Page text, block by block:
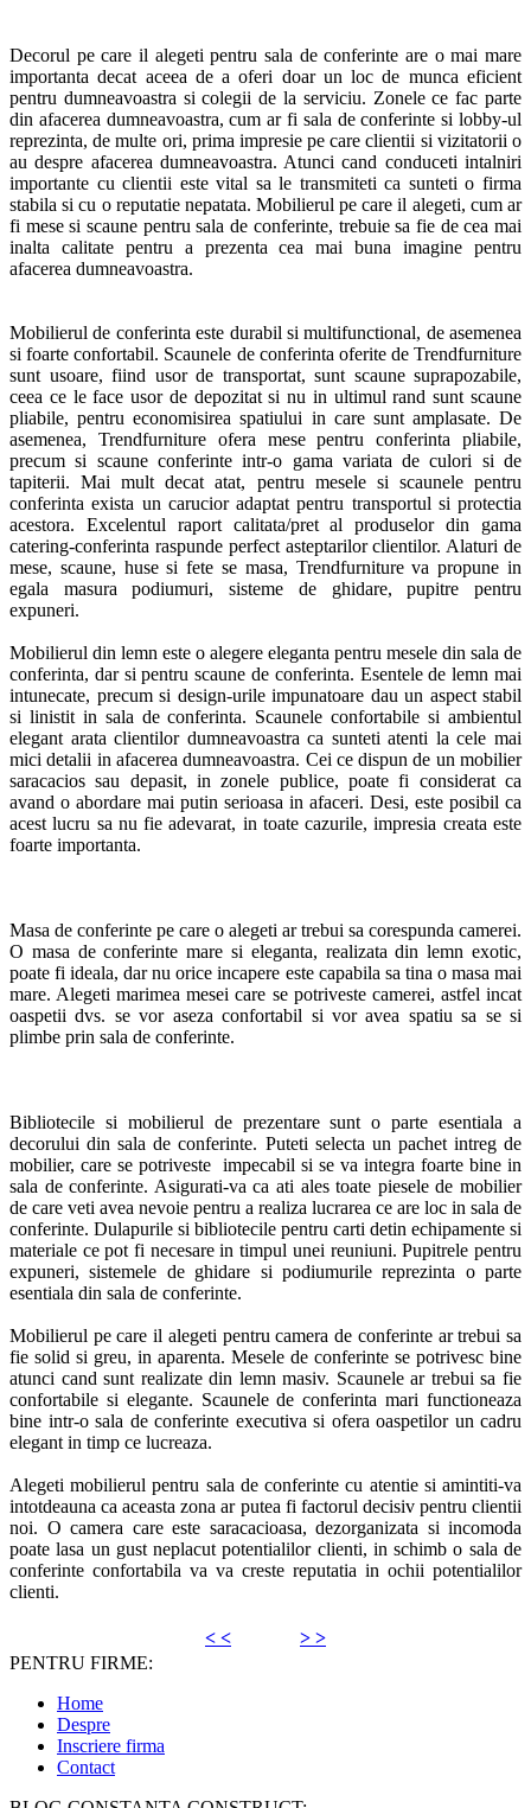
Decorul pe care il alegeti pentru sala de conferinte are o mai mare
importanta decat aceea de a oferi doar un loc de munca eficient
pentru dumneavoastra si colegii de la serviciu. Zonele ce fac parte
din afacerea dumneavoastra, cum ar fi sala de conferinte si lobby-ul
reprezinta, de multe ori, prima impresie pe care clientii si vizitatorii o
au despre afacerea dumneavoastra. Atunci cand conduceti intalniri
importante cu clientii este vital sa le transmiteti ca sunteti o firma
stabila si cu o reputatie nepatata. Mobilierul pe care il alegeti, cum ar
fi mese si scaune pentru sala de conferinte, trebuie sa fie de cea mai
inalta calitate pentru a prezenta cea mai buna imagine pentru
afacerea dumneavoastra.
Mobilierul de conferinta este durabil si multifunctional, de asemenea
si foarte confortabil. Scaunele de conferinta oferite de Trendfurniture
sunt usoare, fiind usor de transportat, sunt scaune suprapozabile,
ceea ce le face usor de depozitat si nu in ultimul rand sunt scaune
pliabile, pentru economisirea spatiului in care sunt amplasate. De
asemenea, Trendfurniture ofera mese pentru conferinta pliabile,
precum si scaune conferinte intr-o gama variata de culori si de
tapiterii. Mai mult decat atat, pentru mesele si scaunele pentru
conferinta exista un carucior adaptat pentru transportul si protectia
acestora. Excelentul raport calitata/pret al produselor din gama
catering-conferinta raspunde perfect asteptarilor clientilor. Alaturi de
mese, scaune, huse si fete se masa, Trendfurniture va propune in
egala masura podiumuri, sisteme de ghidare, pupitre pentru
expuneri.
Mobilierul din lemn este o alegere eleganta pentru mesele din sala de
conferinta, dar si pentru scaune de conferinta. Esentele de lemn mai
intunecate, precum si design-urile impunatoare dau un aspect stabil
si linistit in sala de conferinta. Scaunele confortabile si ambientul
elegant arata clientilor dumneavoastra ca sunteti atenti la cele mai
mici detalii in afacerea dumneavoastra. Cei ce dispun de un mobilier
saracacios sau depasit, in zonele publice, poate fi considerat ca
avand o abordare mai putin serioasa in afaceri. Desi, este posibil ca
acest lucru sa nu fie adevarat, in toate cazurile, impresia creata este
foarte importanta.
Masa de conferinte pe care o alegeti ar trebui sa corespunda camerei.
O masa de conferinte mare si eleganta, realizata din lemn exotic,
poate fi ideala, dar nu orice incapere este capabila sa tina o masa mai
mare. Alegeti marimea mesei care se potriveste camerei, astfel incat
oaspetii dvs. se vor aseza confortabil si vor avea spatiu sa se si
plimbe prin sala de conferinte.
Bibliotecile si mobilierul de prezentare sunt o parte esentiala a
decorului din sala de conferinte. Puteti selecta un pachet intreg de
mobilier, care se potriveste impecabil si se va integra foarte bine in
sala de conferinte. Asigurati-va ca ati ales toate piesele de mobilier
de care veti avea nevoie pentru a realiza lucrarea ce are loc in sala de
conferinte. Dulapurile si bibliotecile pentru carti detin echipamente si
materiale ce pot fi necesare in timpul unei reuniuni. Pupitrele pentru
expuneri, sistemele de ghidare si podiumurile reprezinta o parte
esentiala din sala de conferinte.
Mobilierul pe care il alegeti pentru camera de conferinte ar trebui sa
fie solid si greu, in aparenta. Mesele de conferinte se potrivesc bine
atunci cand sunt realizate din lemn masiv. Scaunele ar trebui sa fie
confortabile si elegante. Scaunele de conferinta mari functioneaza
bine intr-o sala de conferinte executiva si ofera oaspetilor un cadru
elegant in timp ce lucreaza.
Alegeti mobilierul pentru sala de conferinte cu atentie si amintiti-va
intotdeauna ca aceasta zona ar putea fi factorul decisiv pentru clientii
noi. O camera care este saracacioasa, dezorganizata si incomoda
poate lasa un gust neplacut potentialilor clienti, in schimb o sala de
conferinte confortabila va va creste reputatia in ochii potentialilor
clienti.
< <
> >
PENTRU FIRME:
Home
Despre
Inscriere firma
Contact